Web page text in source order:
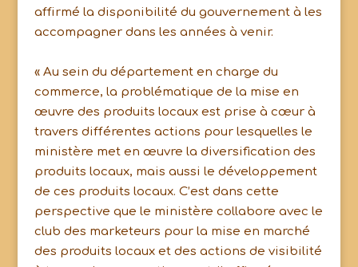
affirmé la disponibilité du gouvernement à les
accompagner dans les années à venir.
« Au sein du département en charge du
commerce, la problématique de la mise en
œuvre des produits locaux est prise à cœur à
travers différentes actions pour lesquelles le
ministère met en œuvre la diversification des
produits locaux, mais aussi le développement
de ces produits locaux. C’est dans cette
perspective que le ministère collabore avec le
club des marketeurs pour la mise en marché
des produits locaux et des actions de visibilité